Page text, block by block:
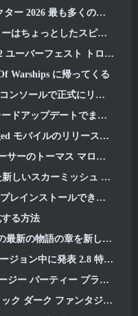
ライバルの名簿とそれらが起こる可能性
としたスピードの悪魔です
ト トロフィー デザイン コンテスト
Warships に帰ってくる
ソールで正式にリリース
ったく新しいクラスを取得します
バイルのリリースを発表
ターのランディ モションズがゲームと Cryptic の将来について語る
ミッシュ モードのバリアント
インストールできます
る方法
章を新しいアニメ短編で公開
中に発表 2.8 特別プログラム
ゲーム Totopia を発表, ベータ版の募集を開始
ジー MMORPG を発表, 無冠の残り火